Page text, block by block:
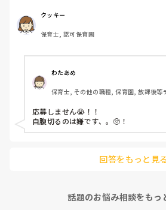
私としてはなかなか大きい金額なので
っているのですが、皆さんならどうし
クッキー
保育士, 認可保育園
わたあめ
保育士, その他の職種, 保育園, 放課後等
応募しません😭！！
自腹切るのは嫌です、。🥺！
回答をもっと見る
話題のお悩み相談をもっ